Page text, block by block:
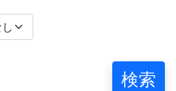
検索